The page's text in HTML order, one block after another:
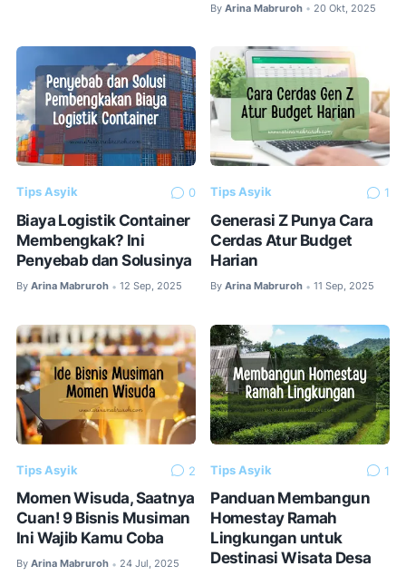
By Arina Mabruroh • 20 Okt, 2025
Tips Asyik 0
Biaya Logistik Container
Membengkak? Ini
Penyebab dan Solusinya
By Arina Mabruroh • 12 Sep, 2025
Tips Asyik 1
Generasi Z Punya Cara
Cerdas Atur Budget
Harian
By Arina Mabruroh • 11 Sep, 2025
Tips Asyik 2
Momen Wisuda, Saatnya
Cuan! 9 Bisnis Musiman
Ini Wajib Kamu Coba
By Arina Mabruroh • 24 Jul, 2025
Tips Asyik 1
Panduan Membangun
Homestay Ramah
Lingkungan untuk
Destinasi Wisata Desa